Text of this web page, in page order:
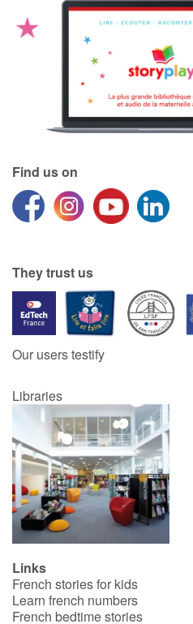
Find us on
They trust us
Our users testify
Libraries
Links
French stories for kids
Learn french numbers
French bedtime stories